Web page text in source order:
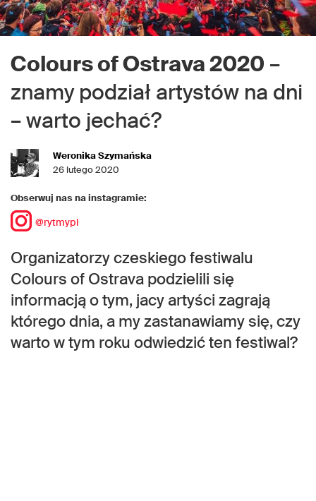
Colours of Ostrava 2020 –
znamy podział artystów na dni
– warto jechać?
Weronika Szymańska
26 lutego 2020
Obserwuj nas na instagramie:
@rytmypl
Organizatorzy czeskiego festiwalu
Colours of Ostrava podzielili się
informacją o tym, jacy artyści zagrają
którego dnia, a my zastanawiamy się, czy
warto w tym roku odwiedzić ten festiwal?